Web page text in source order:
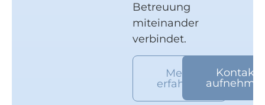
Betreuung
miteinander
verbindet.
Mehr
erfahren
Kontakt